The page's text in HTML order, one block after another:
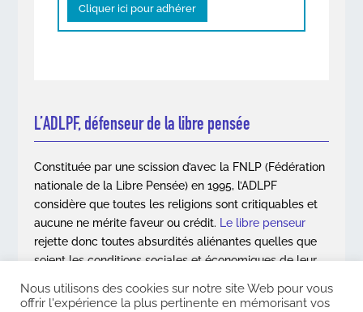
Cliquer ici pour adhérer
L’ADLPF, défenseur de la libre pensée
Constituée par une scission d’avec la FNLP (Fédération
nationale de la Libre Pensée) en 1995, l’ADLPF
considère que toutes les religions sont critiquables et
aucune ne mérite faveur ou crédit. Le libre penseur
rejette donc toutes absurdités aliénantes quelles que
soient les conditions sociales et économiques de leur
Nous utilisons des cookies sur notre site Web pour vous
offrir l'expérience la plus pertinente en mémorisant vos